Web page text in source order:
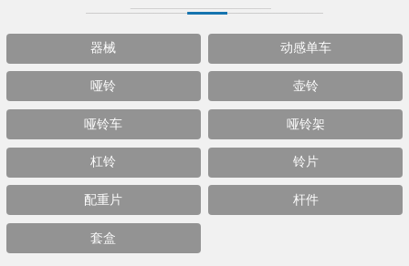
器械 动感单车
哑铃 壶铃
哑铃车 哑铃架
杠铃 铃片
配重片 杆件
套盒